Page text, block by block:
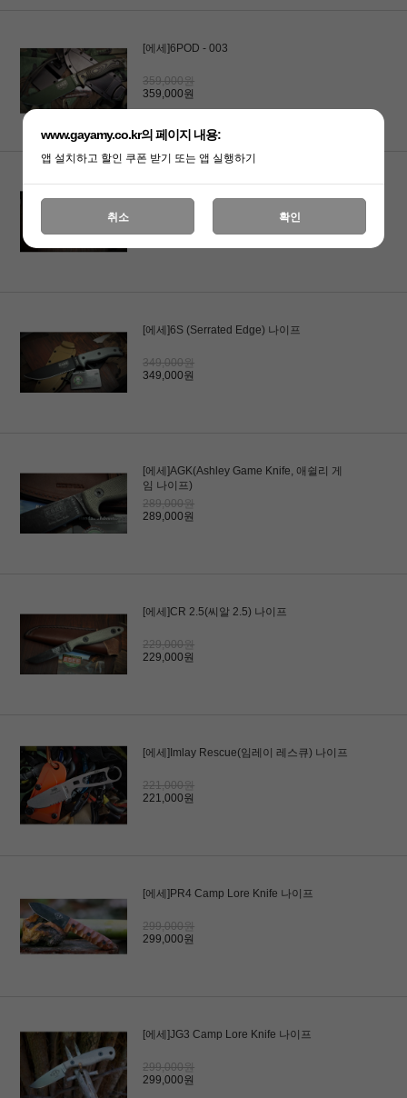
[에세]6POD - 003
359,000원
359,000원
459,000원
[에세]6S (Serrated Edge) 나이프
349,000원
349,000원
[에세]AGK(Ashley Game Knife, 애쉴리 게
임 나이프)
289,000원
289,000원
[에세]CR 2.5(씨알 2.5) 나이프
229,000원
229,000원
[에세]Imlay Rescue(임레이 레스큐) 나이프
221,000원
221,000원
[에세]PR4 Camp Lore Knife 나이프
299,000원
299,000원
[에세]JG3 Camp Lore Knife 나이프
299,000원
299,000원
www.gayamy.co.kr의 페이지 내용:
앱 설치하고 할인 쿠폰 받기 또는 앱 실행하기
취소 확인